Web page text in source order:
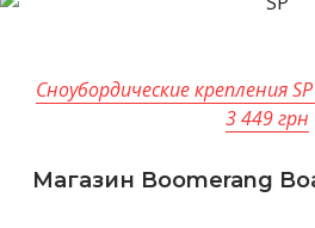
Сноубордические крепления
3 449 грн
Магазин Boomerang